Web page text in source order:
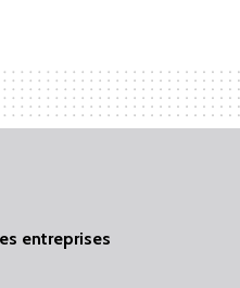
entreprises